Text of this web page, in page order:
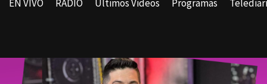
EN VIVO RADIO Últimos Videos Programas